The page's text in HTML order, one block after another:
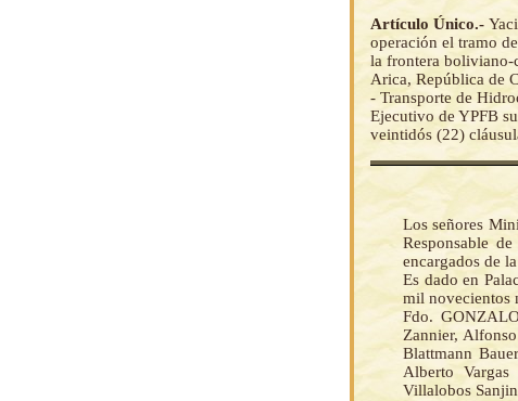
Artículo Único.-
operación el tramo
la frontera boliviano-
Arica, República de
- Transporte de
Ejecutivo de YPFB
veintidós (22)
Los señores
Responsable
encargados de
Es dado en
mil novecientos
Fdo.
Zannier,
Blattmann
Alberto
Villalobos